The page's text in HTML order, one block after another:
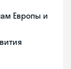
Европы и